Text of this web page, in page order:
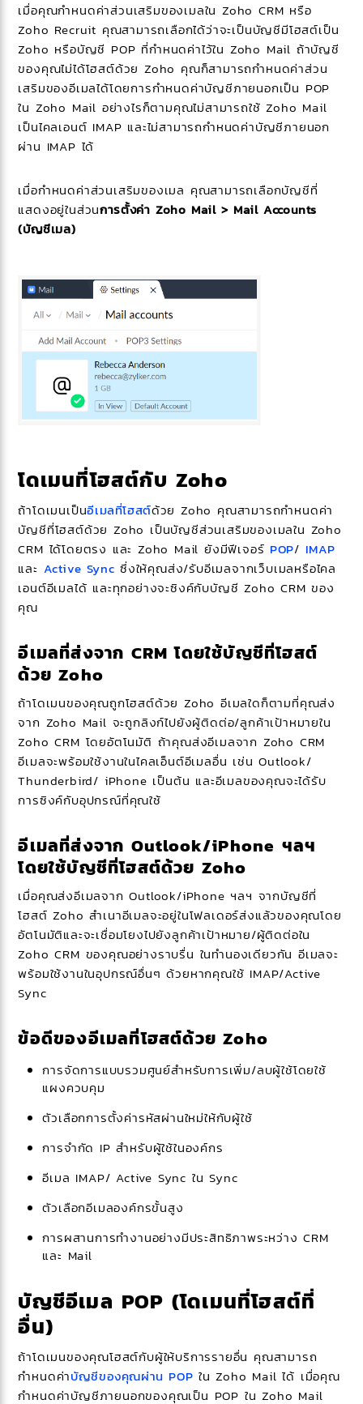
เมื่อคุณกำหนดค่าส่วนเสริมของเมลใน Zoho CRM หรือ
Zoho Recruit คุณสามารถเลือกได้ว่าจะเป็นบัญชีมีโฮสต์เป็น
Zoho หรือบัญชี POP ที่กำหนดค่าไว้ใน Zoho Mail ถ้าบัญชี
ของคุณไม่ได้โฮสต์ด้วย Zoho คุณก็สามารถกำหนดค่าส่วน
เสริมของอีเมลได้โดยการกำหนดค่าบัญชีภายนอกเป็น POP
ใน Zoho Mail อย่างไรก็ตามคุณไม่สามารถใช้ Zoho Mail
เป็นไคลเอนต์ IMAP และไม่สามารถกำหนดค่าบัญชีภายนอก
ผ่าน IMAP ได้
เมื่อกำหนดค่าส่วนเสริมของเมล คุณสามารถเลือกบัญชีที่
แสดงอยู่ในส่วนการตั้งค่า Zoho Mail > Mail Accounts
(บัญชีเมล)
โดเมนที่โฮสต์กับ Zoho
ถ้าโดเมนเป็นอีเมลที่โฮสต์ด้วย Zoho คุณสามารถกำหนดค่า
บัญชีที่โฮสต์ด้วย Zoho เป็นบัญชีส่วนเสริมของเมลใน Zoho
CRM ได้โดยตรง และ Zoho Mail ยังมีฟีเจอร์ POP/ IMAP
และ Active Sync ซึ่งให้คุณส่ง/รับอีเมลจากเว็บเมลหรือไคล
เอนต์อีเมลได้ และทุกอย่างจะซิงค์กับบัญชี Zoho CRM ของ
คุณ
อีเมลที่ส่งจาก CRM โดยใช้บัญชีที่โฮสต์
ด้วย Zoho
ถ้าโดเมนของคุณถูกโฮสต์ด้วย Zoho อีเมลใดก็ตามที่คุณส่ง
จาก Zoho Mail จะถูกลิงก์ไปยังผู้ติดต่อ/ลูกค้าเป้าหมายใน
Zoho CRM โดยอัตโนมัติ ถ้าคุณส่งอีเมลจาก Zoho CRM
อีเมลจะพร้อมใช้งานในไคลเอ็นต์อีเมลอื่น เช่น Outlook/
Thunderbird/ iPhone เป็นต้น และอีเมลของคุณจะได้รับ
การซิงค์กับอุปกรณ์ที่คุณใช้
อีเมลที่ส่งจาก Outlook/iPhone ฯลฯ
โดยใช้บัญชีที่โฮสต์ด้วย Zoho
เมื่อคุณส่งอีเมลจาก Outlook/iPhone ฯลฯ จากบัญชีที่
โฮสต์ Zoho สำเนาอีเมลจะอยู่ในโฟลเดอร์ส่งแล้วของคุณโดย
อัตโนมัติและจะเชื่อมโยงไปยังลูกค้าเป้าหมาย/ผู้ติดต่อใน
Zoho CRM ของคุณอย่างราบรื่น ในทำนองเดียวกัน อีเมลจะ
พร้อมใช้งานในอุปกรณ์อื่นๆ ด้วยหากคุณใช้ IMAP/Active
Sync
ข้อดีของอีเมลที่โฮสต์ด้วย Zoho
การจัดการแบบรวมศูนย์สำหรับการเพิ่ม/ลบผู้ใช้โดยใช้
แผงควบคุม
ตัวเลือกการตั้งค่ารหัสผ่านใหม่ให้กับผู้ใช้
การจำกัด IP สำหรับผู้ใช้ในองค์กร
อีเมล IMAP/ Active Sync ใน Sync
ตัวเลือกอีเมลองค์กรขั้นสูง
การผสานการทำงานอย่างมีประสิทธิภาพระหว่าง CRM
และ Mail
บัญชีอีเมล POP (โดเมนที่โฮสต์ที่
อื่น)
ถ้าโดเมนของคุณโฮสต์กับผู้ให้บริการรายอื่น คุณสามารถ
กำหนดค่าบัญชีของคุณผ่าน POP ใน Zoho Mail ได้ เมื่อคุณ
กำหนดค่าบัญชีภายนอกของคุณเป็น POP ใน Zoho Mail